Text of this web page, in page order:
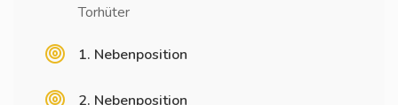
Torhüter
1. Nebenposition
2. Nebenposition